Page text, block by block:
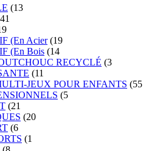
(13
(En Acier (19
(En Bois (14
RECYCLÉ (3
(11
JEUX POUR ENFANTS (55
(5
(21
(20
(6
(1